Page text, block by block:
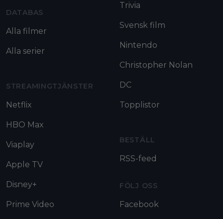
DATABAS
Alla filmer
Alla serier
STREAMINGTJÄNSTER
Netflix
HBO Max
Viaplay
Apple TV
Disney+
Prime Video
Trivia
Svensk film
Nintendo
Christopher Nolan
DC
Topplistor
BESTÄLL
RSS-feed
FÖLJ OSS
Facebook